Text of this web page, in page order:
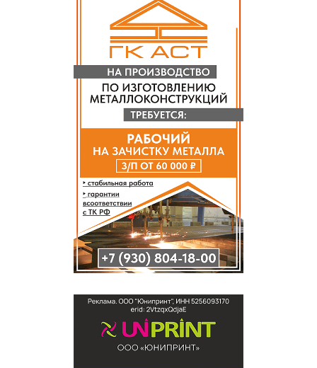
ГОЛОСОВАНИЯ
ПРЕДЛОЖИТЬ НОВОСТЬ